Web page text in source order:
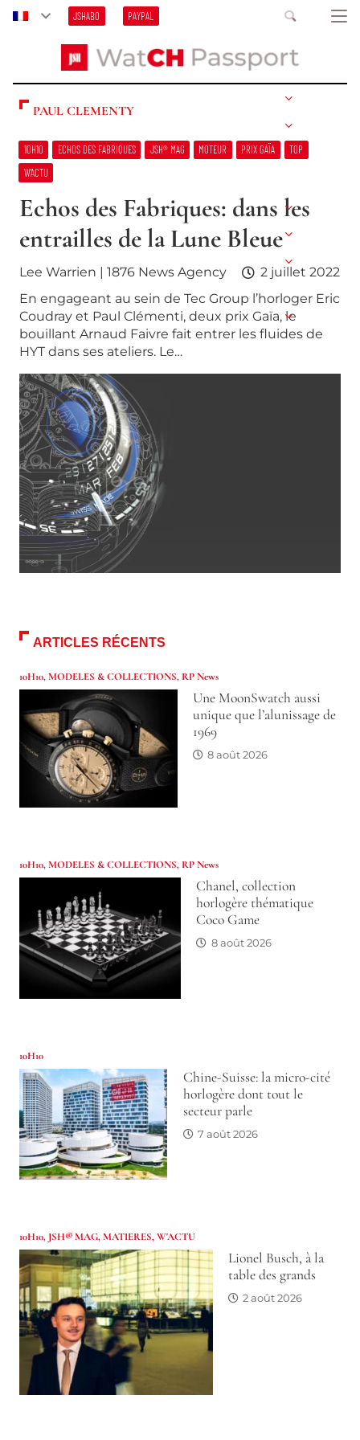
JSHABO PAYPAL
PAUL CLEMENTY
10H10 ECHOS DES FABRIQUES JSH® MAG MOTEUR PRIX GAÏA
TOP
W’ACTU
Echos des Fabriques: dans les
entrailles de la Lune Bleue
Lee Warrien | 1876 News Agency
2 juillet 2022
En engageant au sein de Tec Group l’horloger Eric
Coudray et Paul Clémenti, deux prix Gaïa, le
bouillant Arnaud Faivre fait entrer les fluides de
HYT dans ses ateliers. Le…
ARTICLES RÉCENTS
10H10,MODELES & COLLECTIONS, RP News
Une MoonSwatch aussi
unique que l’alunissage de
1969
8 août 2026
10H10,MODELES & COLLECTIONS, RP News
Chanel, collection
horlogère thématique
Coco Game
8 août 2026
10H10
Chine-Suisse: la micro-cité
horlogère dont tout le
secteur parle
7 août 2026
10H10, JSH® MAG,MATIERES,W'ACTU
Lionel Busch, à la
table des grands
2 août 2026